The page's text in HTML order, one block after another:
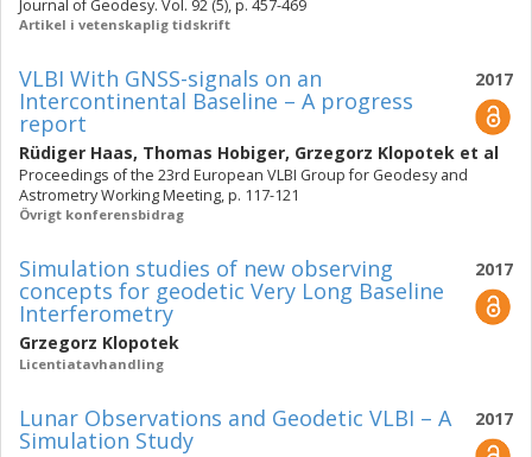
Journal of Geodesy. Vol. 92 (5), p. 457-469
Artikel i vetenskaplig tidskrift
2017
VLBI With GNSS-signals on an
Intercontinental Baseline – A progress
report
Rüdiger Haas, Thomas Hobiger, Grzegorz Klopotek et al
Proceedings of the 23rd European VLBI Group for Geodesy and
Astrometry Working Meeting, p. 117-121
Övrigt konferensbidrag
2017
Simulation studies of new observing
concepts for geodetic Very Long Baseline
Interferometry
Grzegorz Klopotek
Licentiatavhandling
2017
Lunar Observations and Geodetic VLBI – A
Simulation Study